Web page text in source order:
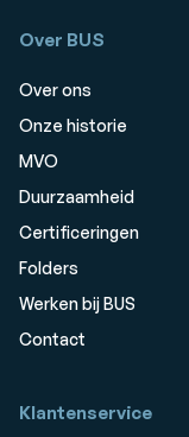
Over BUS
Over ons
Onze historie
MVO
Duurzaamheid
Certificeringen
Folders
Werken bij BUS
Contact
Klantenservice